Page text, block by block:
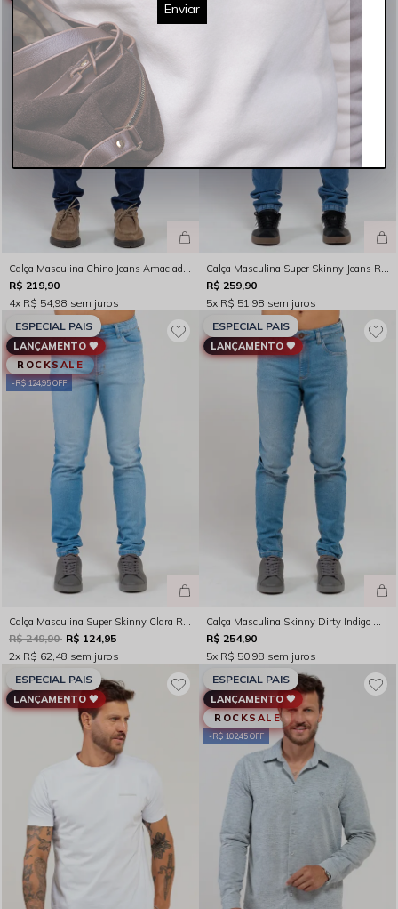
Calça Masculina Chino Jeans Amaciado Índigo Escuro Rocksham - 261049
R$ 219,90
4x R$ 54,98 sem juros
Calça Masculina Super Skinny Jeans Recorte Bolsos Traseiros Índigo Médio Rocksham - 261055 - 5007
R$ 259,90
5x R$ 51,98 sem juros
R$ 124,95 OFF
ROCKSALE
LANÇAMENTO 🖤
ESPECIAL PAIS
Calça Masculina Super Skinny Clara Rocksham - 261072
R$ 249,90 R$ 124,95
2x R$ 62,48 sem juros
LANÇAMENTO 🖤
ESPECIAL PAIS
Calça Masculina Skinny Dirty Indigo Médio Rocksham - 261051
R$ 254,90
5x R$ 50,98 sem juros
LANÇAMENTO 🖤
ESPECIAL PAIS
R$ 102,45 OFF
ROCKSALE
LANÇAMENTO 🖤
ESPECIAL PAIS
Enviar